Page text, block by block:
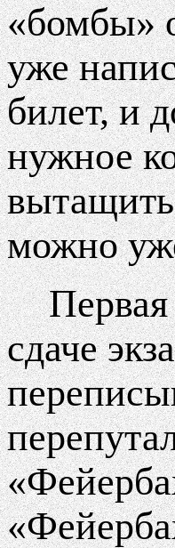
«бомбы»
уже
билет, и
нужное
можно
сдаче